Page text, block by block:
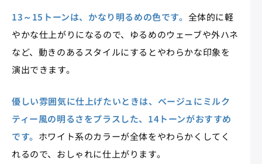
13～15トーンは、かなり明るめの色です。 全体的に軽
やかな仕上がりになるので、ゆるめのウェーブや外ハネ
など、動きのあるスタイルにするとやわらかな印象を
演出できます。
優しい雰囲気に仕上げたいときは、ベージュにミルク
ティー風の明るさをプラスした、14トーンがおすすめ
です。 ホワイト系のカラーが全体をやわらかくしてく
れるので、おしゃれに仕上がります。